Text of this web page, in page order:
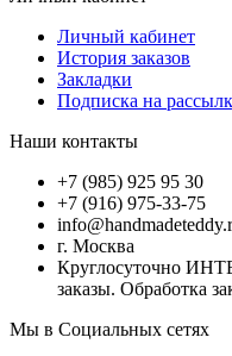
Личный кабинет
История заказов
Закладки
Подписка на
Наши контакты
+7 (985) 925 95 30
+7 (916) 975-33-75
г. Москва
Круглосуточно
заказы. Обработка
Мы в Социальных сетях